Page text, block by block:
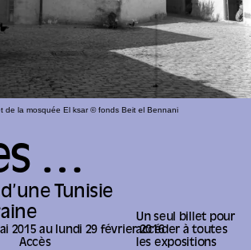
…
Tunisie
2015 au lundi 29 février 2016
Accès
Un seul billet pour
accéder à toutes
les expositions
de la mosquée El ksar © fonds Beit el Bennani